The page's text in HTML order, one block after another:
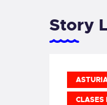
Story
CLASES